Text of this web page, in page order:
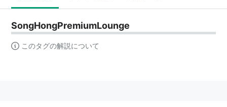
SongHongPremiumLounge
このタグの解説について